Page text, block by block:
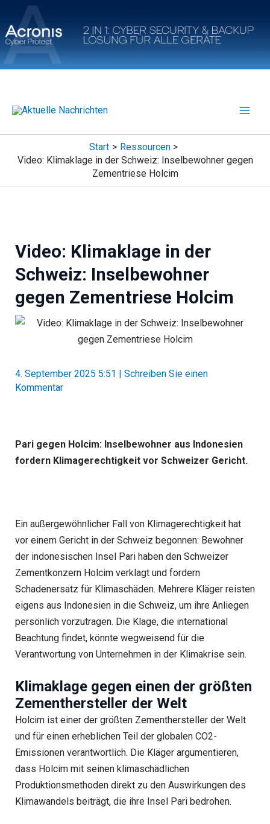
Inhalt
springen
Start
Ressourcen
Video: Klimaklage in der Schweiz: Inselbewohner gegen
Zementriese Holcim
Video: Klimaklage in der
Schweiz: Inselbewohner
gegen Zementriese Holcim
4. September 2025 5:51
Schreiben Sie einen
Kommentar
Pari gegen Holcim: Inselbewohner aus Indonesien
fordern Klimagerechtigkeit vor Schweizer Gericht.
Ein außergewöhnlicher Fall von Klimagerechtigkeit hat
vor einem Gericht in der Schweiz begonnen: Bewohner
der indonesischen Insel Pari haben den Schweizer
Zementkonzern Holcim verklagt und fordern
Schadenersatz für Klimaschäden. Mehrere Kläger reisten
eigens aus Indonesien in die Schweiz, um ihre Anliegen
persönlich vorzutragen. Die Klage, die international
Beachtung findet, könnte wegweisend für die
Verantwortung von Unternehmen in der Klimakrise sein.
Klimaklage gegen einen der größten
Zementhersteller der Welt
Holcim ist einer der größten Zementhersteller der Welt
und für einen erheblichen Teil der globalen CO2-
Emissionen verantwortlich. Die Kläger argumentieren,
dass Holcim mit seinen klimaschädlichen
Produktionsmethoden direkt zu den Auswirkungen des
Klimawandels beiträgt, die ihre Insel Pari bedrohen.